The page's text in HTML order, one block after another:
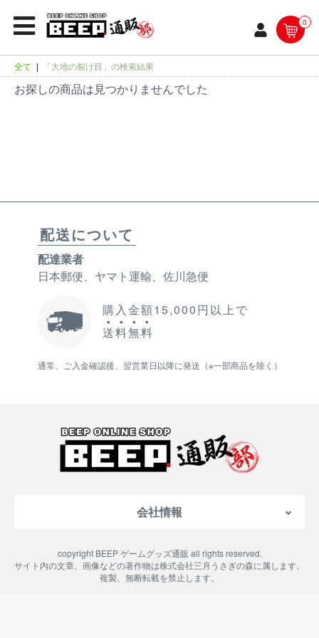
0
全て | 「大地の裂け目」の検索結果
お探しの商品は見つかりませんでした
配送について
配達業者
日本郵便、ヤマト運輸、佐川急便
購入金額15,000円以上で
送料無料
通常、ご入金確認後、翌営業日以降に発送（※一部商品を除く）
会社情報
特定商取引法に基づく表記
copyright BEEP ゲームグッズ通販 all rights reserved.
サイト内の文章、画像などの著作物は株式会社三月うさぎの森に属します。
複製、無断転載を禁止します。